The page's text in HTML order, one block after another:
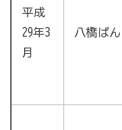
平成
29年3
月
八橋ぱん